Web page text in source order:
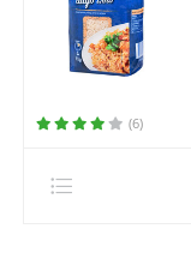
(6)